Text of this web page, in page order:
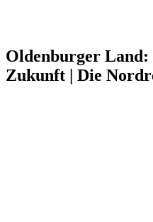
Oldenburger Land:
Zukunft | Die